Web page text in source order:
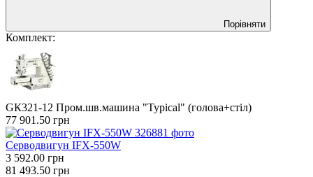
Порівняти
Комплект:
GК321-12 Пром.шв.машина "Typical" (голова+стіл)
77 901.50 грн
Серводвигун IFX-550W
3 592.00 грн
81 493.50 грн